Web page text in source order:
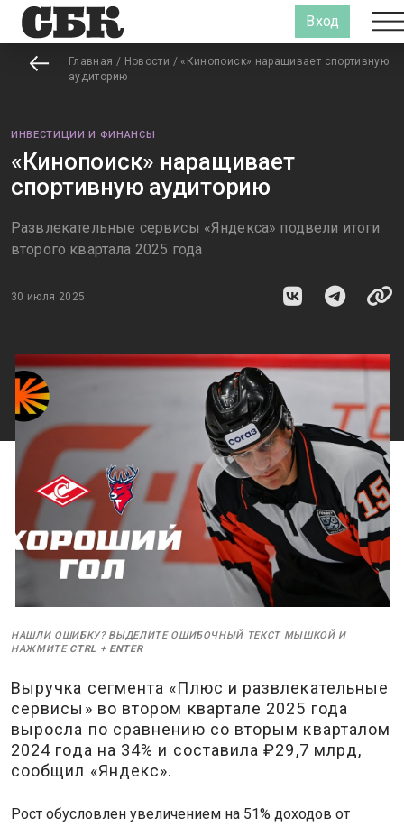
Вход
Главная / Новости / «Кинопоиск» наращивает спортивную
аудиторию
ИНВЕСТИЦИИ И ФИНАНСЫ
«Кинопоиск» наращивает
спортивную аудиторию
Развлекательные сервисы «Яндекса» подвели итоги
второго квартала 2025 года
30 июля 2025
НАШЛИ ОШИБКУ? ВЫДЕЛИТЕ ОШИБОЧНЫЙ ТЕКСТ МЫШКОЙ И
НАЖМИТЕ CTRL + ENTER
Выручка сегмента «Плюс и развлекательные
сервисы» во втором квартале 2025 года
выросла по сравнению со вторым кварталом
2024 года на 34% и составила ₽29,7 млрд,
сообщил «Яндекс».
Рост обусловлен увеличением на 51% доходов от